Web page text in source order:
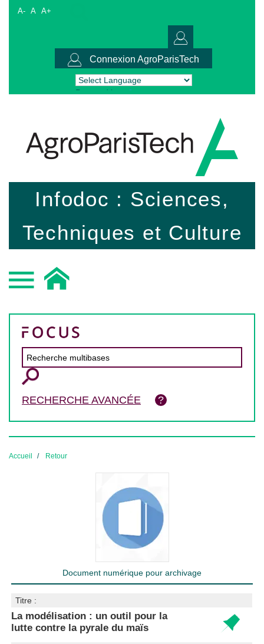
A- A A+
Connexion AgroParisTech
Powered by Translate
Infodoc : Sciences,
Techniques et Culture
RECHERCHE AVANCÉE
Accueil Retour
Document numérique pour archivage
Titre :
La modélisation : un outil pour la
lutte contre la pyrale du maïs